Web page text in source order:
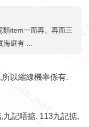
類item一而再、再而三
庭有 ...
以縮線機率係有.
九記唔掂. 113九記掂,